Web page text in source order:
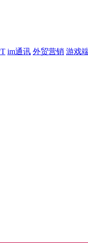
im通讯 外贸营销 游戏